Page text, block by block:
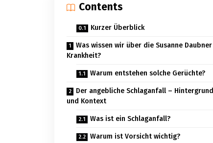
Contents
Kurzer Überblick
Was wissen wir über die Susanne Daubner
Krankheit?
Warum entstehen solche Gerüchte?
Der angebliche Schlaganfall – Hintergrund
und Kontext
Was ist ein Schlaganfall?
Warum ist Vorsicht wichtig?